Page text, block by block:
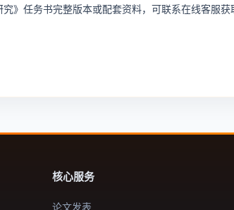
》任务书完整版本或配套资料，可联系在线客服获
核心服务
论文发表